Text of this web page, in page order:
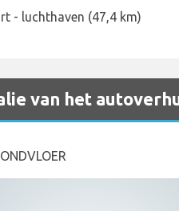
- luchthaven (47,4 km)
van het